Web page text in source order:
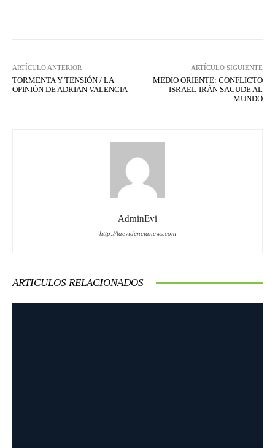
ARTÍCULO ANTERIOR
TORMENTA Y TENSIÓN / LA
OPINIÓN DE ADRIÁN VALENCIA
ARTÍCULO SIGUIENTE
MEDIO ORIENTE: CONFLICTO
ISRAEL-IRÁN SACUDE AL
MUNDO
AdminEvi
http://laevidencianews.com
ARTICULOS RELACIONADOS